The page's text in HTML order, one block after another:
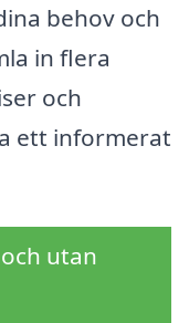
behov och
in flera
och
ett informerat
utan